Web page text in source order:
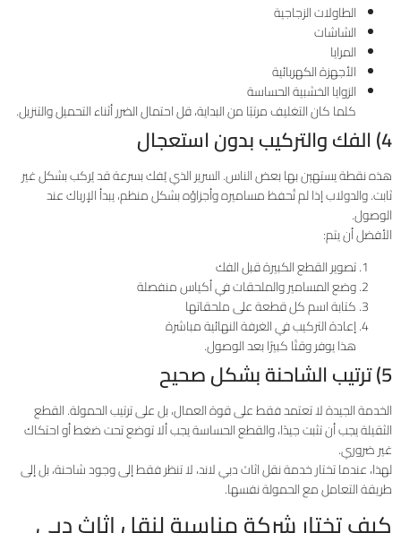
الطاولات الزجاجية
الشاشات
المرايا
الأجهزة الكهربائية
الزوايا الخشبية الحساسة
كلما كان التغليف مرتبًا من البداية، قل احتمال الضرر أثناء التحميل والتنزيل.
4) الفك والتركيب بدون استعجال
هذه نقطة يستهين بها بعض الناس. السرير الذي يُفك بسرعة قد يُركب بشكل غير
ثابت. والدولاب إذا لم تُحفظ مساميره وأجزاؤه بشكل منظم، يبدأ الإرباك عند
الوصول.
الأفضل أن يتم:
تصوير القطع الكبيرة قبل الفك
وضع المسامير والملحقات في أكياس منفصلة
كتابة اسم كل قطعة على ملحقاتها
إعادة التركيب في الغرفة النهائية مباشرة
هذا يوفر وقتًا كبيرًا بعد الوصول.
5) ترتيب الشاحنة بشكل صحيح
الخدمة الجيدة لا تعتمد فقط على قوة العمال، بل على ترتيب الحمولة. القطع
الثقيلة يجب أن تثبت جيدًا، والقطع الحساسة يجب ألا توضع تحت ضغط أو احتكاك
غير ضروري.
لهذا، عندما تختار خدمة نقل اثاث دبي لاند، لا تنظر فقط إلى وجود شاحنة، بل إلى
طريقة التعامل مع الحمولة نفسها.
كيف تختار شركة مناسبة لنقل اثاث دبي